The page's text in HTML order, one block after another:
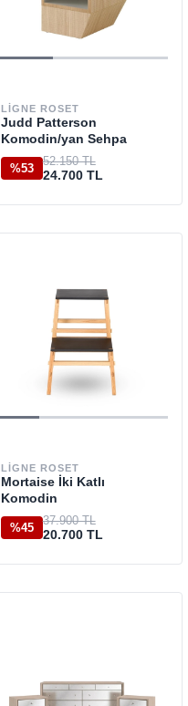
LIGNE ROSET
Judd Patterson
Komodin/yan Sehpa
%53
52.150 TL
24.700 TL
LIGNE ROSET
Mortaise İki Katlı
Komodin
%45
37.900 TL
20.700 TL